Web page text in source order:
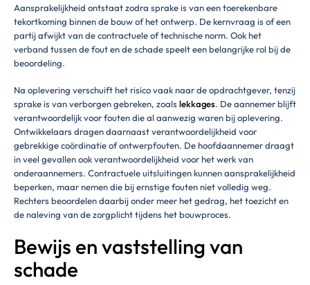
Aansprakelijkheid ontstaat zodra sprake is van een toerekenbare
tekortkoming binnen de bouw of het ontwerp. De kernvraag is of een
partij afwijkt van de contractuele of technische norm. Ook het
verband tussen de fout en de schade speelt een belangrijke rol bij de
beoordeling.
Na oplevering verschuift het risico vaak naar de opdrachtgever, tenzij
sprake is van verborgen gebreken, zoals lekkages. De aannemer blijft
verantwoordelijk voor fouten die al aanwezig waren bij oplevering.
Ontwikkelaars dragen daarnaast verantwoordelijkheid voor
gebrekkige coördinatie of ontwerpfouten. De hoofdaannemer draagt
in veel gevallen ook verantwoordelijkheid voor het werk van
onderaannemers. Contractuele uitsluitingen kunnen aansprakelijkheid
beperken, maar nemen die bij ernstige fouten niet volledig weg.
Rechters beoordelen daarbij onder meer het gedrag, het toezicht en
de naleving van de zorgplicht tijdens het bouwproces.
Bewijs en vaststelling van
schade